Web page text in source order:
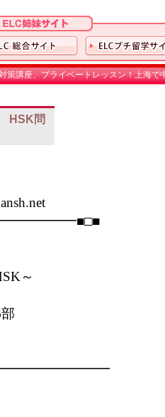
講座、プライベートレッスン！上海で
HSK問
～